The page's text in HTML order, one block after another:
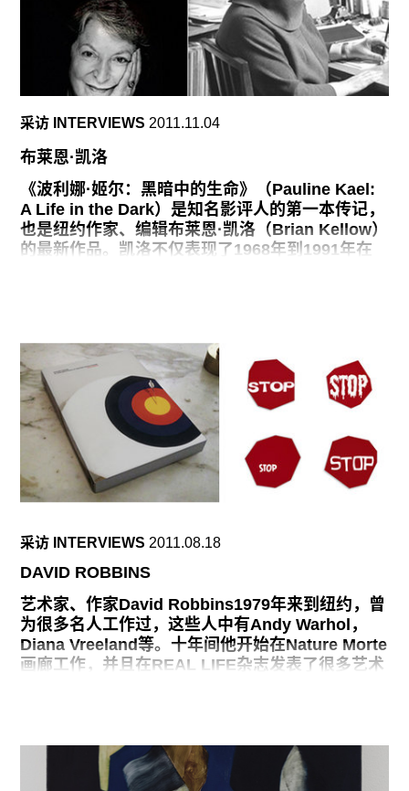
创作了非常优秀的作品，他或她实际上往往会与他
们自己的伟大的作品竞赛。”）
斯特拉在L&M画廊引起轰动的展览，是由从私人收
藏和博物馆借来的作品组成的，这个展览不仅仅是
一个迅速的提炼，更是具有启示性的。每一幅作品
中每一个严谨的笔触都是相同的宽度，尽管它们的
颜色各异：《黑色绘画》（Black
采访 INTERVIEWS 2011.11.04
布莱恩·凯洛
《波利娜·姬尔：黑暗中的生命》（Pauline Kael:
A Life in the Dark）是知名影评人的第一本传记，
也是纽约作家、编辑布莱恩·凯洛（Brian Kellow）
的最新作品。凯洛不仅表现了1968年到1991年在
Sawhill 将在翠贝卡的92nd Street Y对他进行采
访。
不论做什么传记调查，我认为最令人激动的事情是
采访过程。我做过很多次采访，对于有些不费吹灰
之力就能获得重要资源的传记作者，我是很不解
的。我的采访通常变为一场寻宝过程：如果和你说
话的人喜欢并信任你，他可能就会给你其他人的电
话，这些人你尚未考虑要采访。写过四本书后，我
了。我觉得很多人并不是想误导传记作者，但他们
的记忆会失真，或者由于时间久远的缘故，他们已
不同方面采访了波利娜生活中的160个人。在我下
笔时，总是会做足所有的调查功课；因为开始之
前，我必须要清楚知道写作的方向。一些人似乎不
想谈论她：很遗憾，布莱恩-德-帕尔玛（Brian De
采访 INTERVIEWS 2011.08.18
DAVID ROBBINS
艺术家、作家David Robbins1979年来到纽约，曾
为很多名人工作过，这些人中有Andy Warhol，
Diana Vreeland等。十年间他开始在Nature Morte
画廊工作，并且在REAL LIFE杂志发表了很多艺术
Century Comedy）本月将由Pork Salad Press出